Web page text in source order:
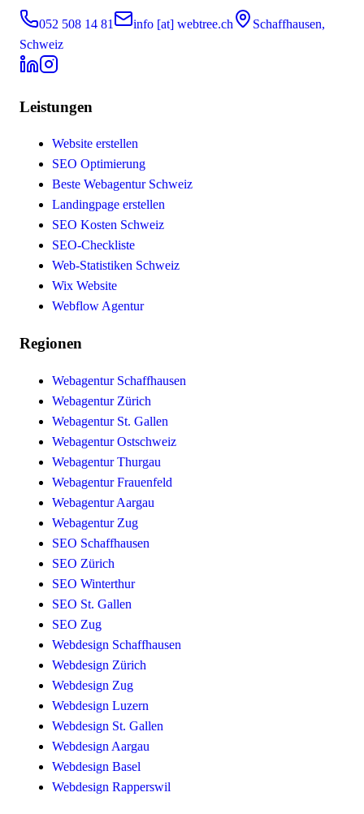
052 508 14 81 info [at] webtree.ch
Schaffhausen,
Schweiz
Leistungen
Website erstellen
SEO Optimierung
Beste Webagentur Schweiz
Landingpage erstellen
SEO Kosten Schweiz
SEO-Checkliste
Web-Statistiken Schweiz
Wix Website
Webflow Agentur
Regionen
Webagentur Schaffhausen
Webagentur Zürich
Webagentur St. Gallen
Webagentur Ostschweiz
Webagentur Thurgau
Webagentur Frauenfeld
Webagentur Aargau
Webagentur Zug
SEO Schaffhausen
SEO Zürich
SEO Winterthur
SEO St. Gallen
SEO Zug
Webdesign Schaffhausen
Webdesign Zürich
Webdesign Zug
Webdesign Luzern
Webdesign St. Gallen
Webdesign Aargau
Webdesign Basel
Webdesign Rapperswil